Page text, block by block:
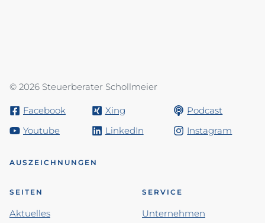
© 2026 Steuerberater Schollmeier
Facebook Xing
Podcast
Youtube
LinkedIn Instagram
AUSZEICHNUNGEN
SEITEN
Aktuelles
SERVICE
Unternehmen